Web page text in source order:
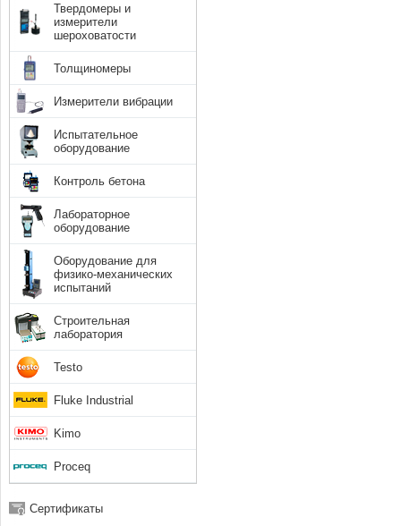
Твердомеры и
измерители
шероховатости
Толщиномеры
Измерители вибрации
Испытательное
оборудование
Контроль бетона
Лабораторное
оборудование
Оборудование для
физико-механических
испытаний
Строительная
лаборатория
Testo
Fluke Industrial
Kimo
Proceq
Сертификаты